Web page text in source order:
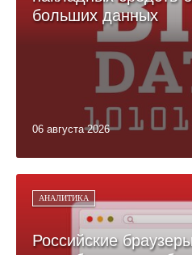
больших данных
06 августа 2026
АНАЛИТИКА
Российские